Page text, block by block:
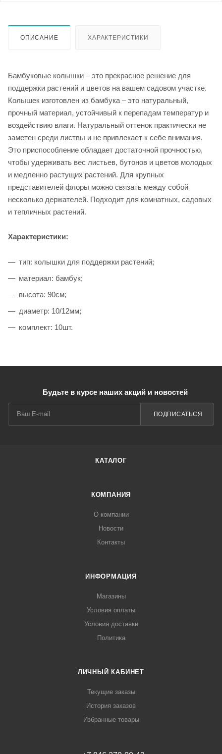
ОПИСАНИЕ ХАРАКТЕРИСТИКИ
Бамбуковые колышки – это прекрасное решение для
поддержки растений и цветов на вашем садовом участке.
Колышек изготовлен из бамбука – это натуральный,
прочный материал, устойчивый к перепадам температур и
воздействию влаги. Натуральный оттенок практически не
заметен среди листвы и не привлекает к себе внимания.
Это приспособление обладает достаточной прочностью,
чтобы удерживать вес листьев, бутонов и цветов молодых
и медленно растущих растений. Для крупных
представителей флоры можно связать между собой
несколько держателей. Подходит для комнатных, садовых
и тепличных растений.
Характеристики:
тип: колышки для поддержки растений;
материал: бамбук;
высота: 90см;
диаметр: 10/12мм;
комплект: 10шт.
Будьте в курсе наших акций и новостей
ПОДПИСАТЬСЯ
КАТАЛОГ
КОМПАНИЯ
О компании
Новости
Контакты
ИНФОРМАЦИЯ
Магазины
Условия оплаты
Условия доставки
Политика
ЛИЧНЫЙ КАБИНЕТ
Текущие заказы
История заказов
Избранные товары